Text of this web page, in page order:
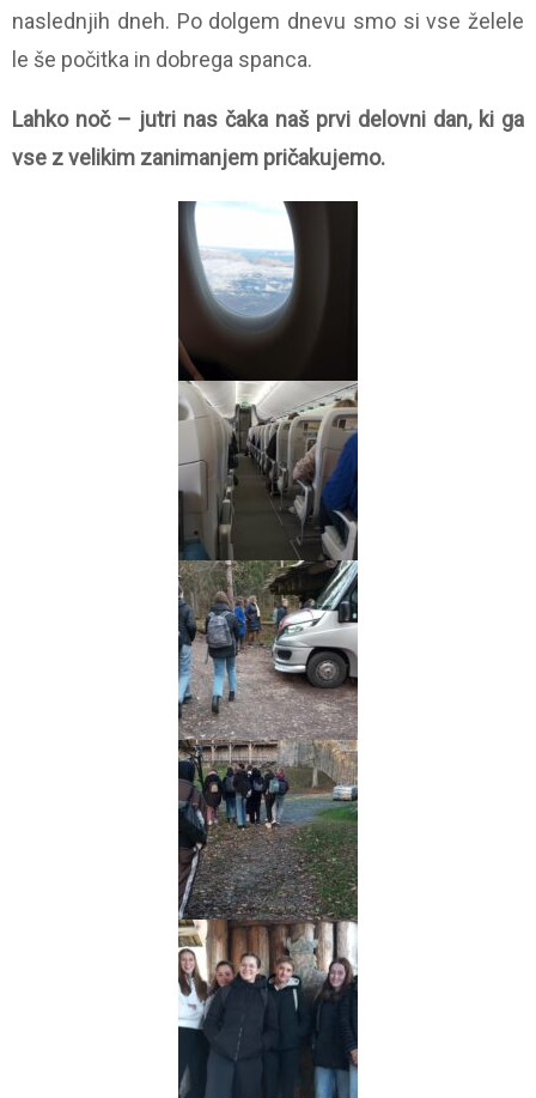
naslednjih dneh. Po dolgem dnevu smo si vse želele
le še počitka in dobrega spanca.
Lahko noč – jutri nas čaka naš prvi delovni dan, ki ga
vse z velikim zanimanjem pričakujemo.